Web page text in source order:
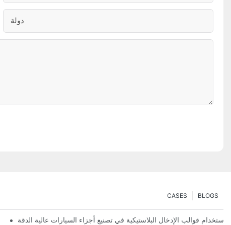
دولة
BLOGS
CASES
استخدام قوالب الإدخال البلاستيكية في تصنيع أجزاء السيارات عالية الدقة